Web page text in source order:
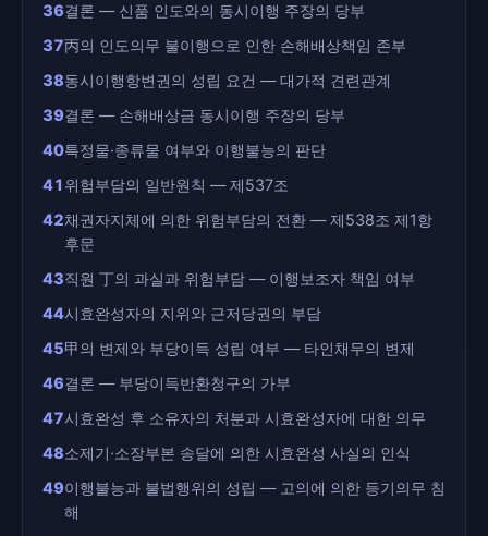
36결론 — 신품 인도와의 동시이행 주장의 당부
37丙의 인도의무 불이행으로 인한 손해배상책임 존부
38동시이행항변권의 성립 요건 — 대가적 견련관계
39결론 — 손해배상금 동시이행 주장의 당부
40특정물·종류물 여부와 이행불능의 판단
41위험부담의 일반원칙 — 제537조
42채권자지체에 의한 위험부담의 전환 — 제538조 제1항
후문
43직원 丁의 과실과 위험부담 — 이행보조자 책임 여부
44시효완성자의 지위와 근저당권의 부담
45甲의 변제와 부당이득 성립 여부 — 타인채무의 변제
46결론 — 부당이득반환청구의 가부
47시효완성 후 소유자의 처분과 시효완성자에 대한 의무
48소제기·소장부본 송달에 의한 시효완성 사실의 인식
49이행불능과 불법행위의 성립 — 고의에 의한 등기의무 침
해